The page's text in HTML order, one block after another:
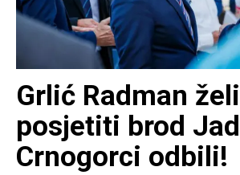
Grlić Radman
posjetiti brod
Crnogorci odbili!